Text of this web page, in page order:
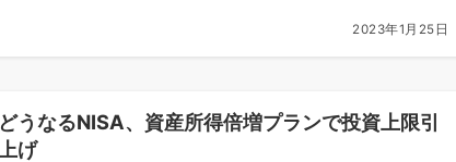
2023年1月25日
どうなるNISA、資産所得倍増プランで投資上限引
上げ